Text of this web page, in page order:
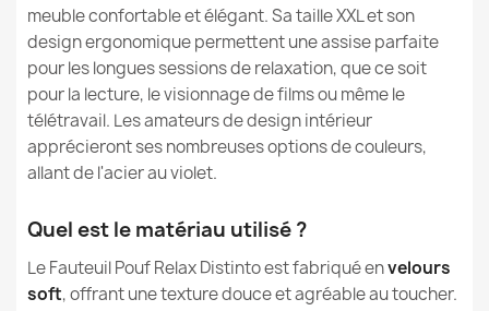
242,90 €
Dimensions Emballage 120x60x60cm
Remplissage (l) 380 L (Env.)
Longueur 82cm
Longueur D'assise 60cm
meuble confortable et élégant. Sa taille XXL et son
design ergonomique permettent une assise parfaite
pour les longues sessions de relaxation, que ce soit
pour la lecture, le visionnage de films ou même le
télétravail. Les amateurs de design intérieur
apprécieront ses nombreuses options de couleurs,
allant de l'acier au violet.
Quel est le matériau utilisé ?
Le Fauteuil Pouf Relax Distinto est fabriqué envelours
soft, offrant une texture douce et agréable au toucher.